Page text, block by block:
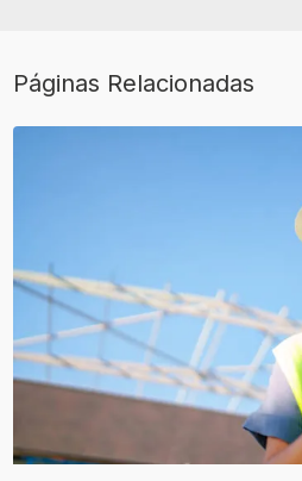
Páginas Relacionadas